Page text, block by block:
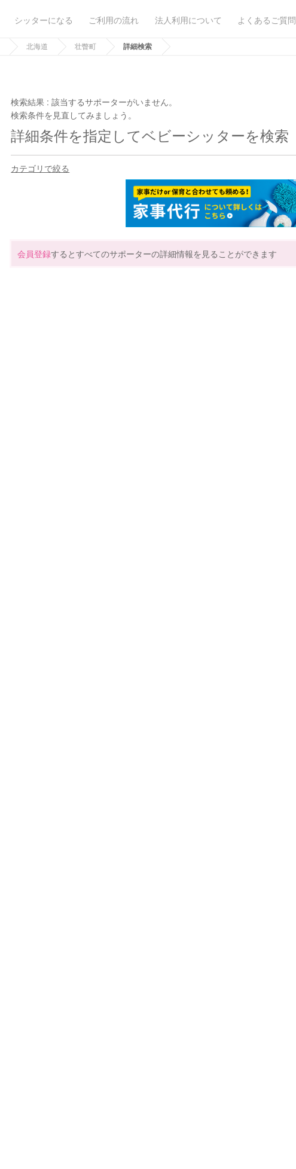
シッターになる ご利用の流れ 法人利用について よくあるご質問
北海道 壮瞥町 詳細検索
検索結果 :該当するサポーターがいません。
検索条件を見直してみましょう。
詳細条件を指定してベビーシッターを検索
カテゴリで絞る
会員登録するとすべてのサポーターの詳細情報を見ることができます